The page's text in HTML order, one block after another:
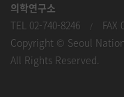
의학연구소
TEL 02-740-8246
/
FAX
Copyright © Seoul
All Rights Reserved.